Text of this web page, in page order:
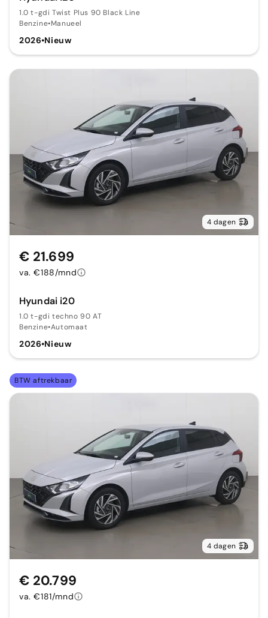
1.0 t-gdi Twist Plus 90 Black Line
Benzine•Manueel
2026•Nieuw
4 dagen
Hyundai i20
1.0 t-gdi techno 90 AT
Benzine•Automaat
2026•Nieuw
€ 21.699
va. €188/mnd
BTW aftrekbaar
4 dagen
€ 20.799
va. €181/mnd